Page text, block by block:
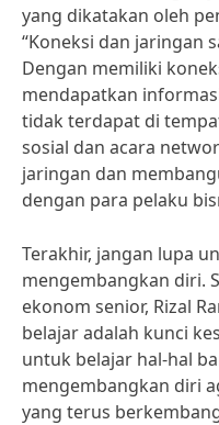
yang dikatakan oleh
“Koneksi dan jaringan
Dengan memiliki
mendapatkan
tidak terdapat di
sosial dan acara
jaringan dan
dengan para pelaku
Terakhir, jangan lupa
mengembangkan diri.
ekonom senior, Rizal
belajar adalah kunci
untuk belajar hal-hal
mengembangkan diri
yang terus